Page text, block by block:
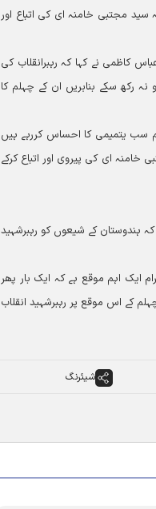
مجتبی خامنہ ای کی اتباع اور
کاظمی نے کہا کہ رہبرانقلاب کی
رکھ سکے بنابریں ان کے چہلم کا
سب یتمیمی کا احساس کررہے ہیں
خامنہ ای کی پیروی اور اتباع کرکے
ہندوستان کے شیعوں کو رہبرشہید
ایک اہم موقع ہے کہ ایک بار پھر
کے اس موقع پر رہبرشہید انقلاب
شیئرنگ